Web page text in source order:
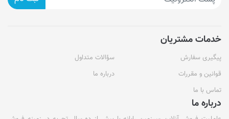
خدمات مشتریان
پیگیری سفارش
سؤالات متداول
قوانین و مقررات
درباره ما
تماس با ما
درباره ما